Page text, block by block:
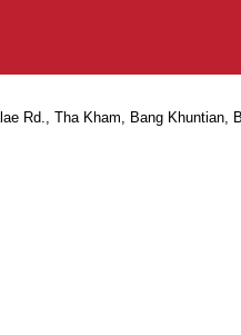
Rd., Tha Kham, Bang Khuntian,